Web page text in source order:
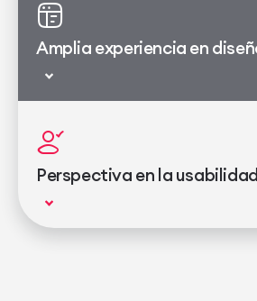
Amplia experiencia en
Perspectiva en la usabilidad